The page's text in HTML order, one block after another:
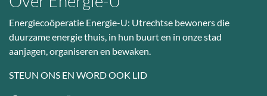
Energiecoöperatie Energie-U: Utrechtse bewoners die
duurzame energie thuis, in hun buurt en in onze stad
aanjagen, organiseren en bewaken.
STEUN ONS EN WORD OOK LID